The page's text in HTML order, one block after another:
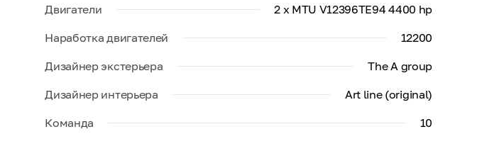
Двигатели
2 x MTU V12396TE94 4400 hp
Наработка двигателей
12200
Дизайнер экстерьера
The A group
Дизайнер интерьера
Art line (original)
Команда
10